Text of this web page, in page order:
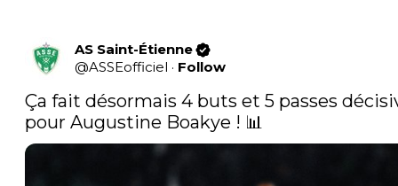
AS Saint-Étienne
@ASSEofficiel · Follow
Ça fait désormais 4 buts et 5 passes
pour Augustine Boakye ! 📊